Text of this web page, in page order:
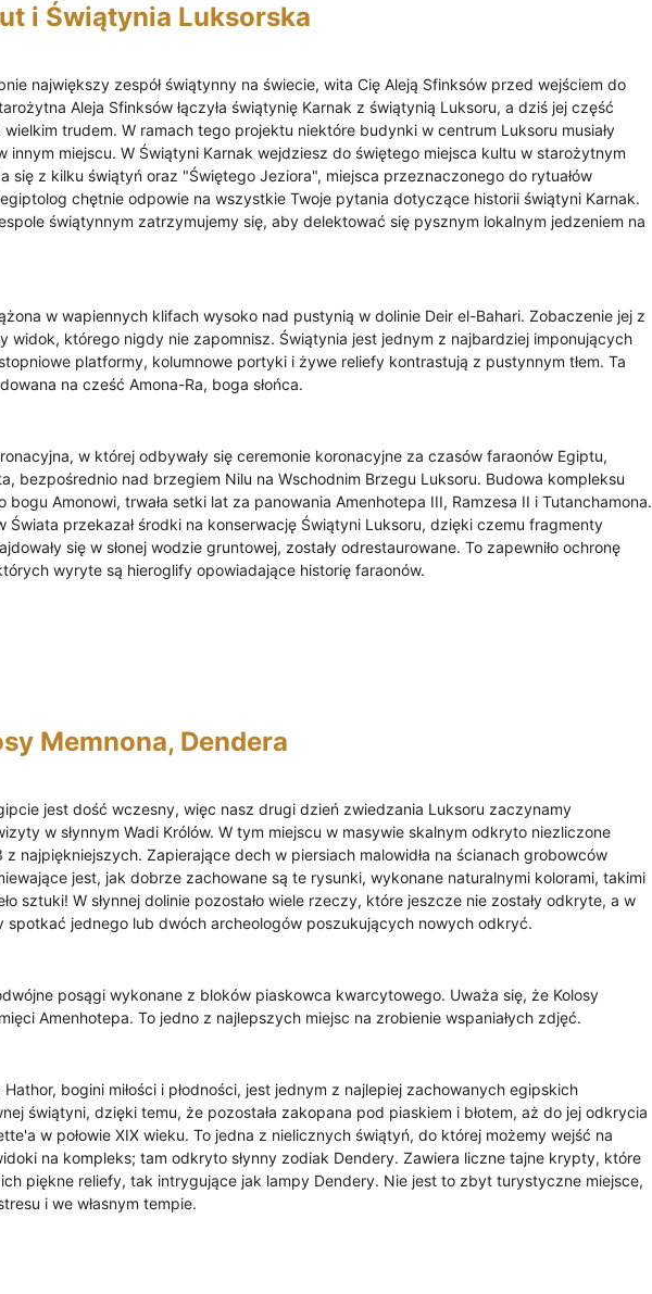
i Świątynia Luksorska
największy zespół świątynny na świecie, wita Cię Aleją Sfinksów przed wejściem do
Aleja Sfinksów łączyła świątynię Karnak z świątynią Luksoru, a dziś jej część
trudem. W ramach tego projektu niektóre budynki w centrum Luksoru musiały
innym miejscu. W Świątyni Karnak wejdziesz do świętego miejsca kultu w starożytnym
się z kilku świątyń oraz "Świętego Jeziora", miejsca przeznaczonego do rytuałów
chętnie odpowie na wszystkie Twoje pytania dotyczące historii świątyni Karnak.
świątynnym zatrzymujemy się, aby delektować się pysznym lokalnym jedzeniem na
w wapiennych klifach wysoko nad pustynią w dolinie Deir el-Bahari. Zobaczenie jej z
widok, którego nigdy nie zapomnisz. Świątynia jest jednym z najbardziej imponujących
platformy, kolumnowe portyki i żywe reliefy kontrastują z pustynnym tłem. Ta
na cześć Amona-Ra, boga słońca.
w której odbywały się ceremonie koronacyjne za czasów faraonów Egiptu,
bezpośrednio nad brzegiem Nilu na Wschodnim Brzegu Luksoru. Budowa kompleksu
bogu Amonowi, trwała setki lat za panowania Amenhotepa III, Ramzesa II i Tutanchamona.
Świata przekazał środki na konserwację Świątyni Luksoru, dzięki czemu fragmenty
się w słonej wodzie gruntowej, zostały odrestaurowane. To zapewniło ochronę
wyryte są hieroglify opowiadające historię faraonów.
Memnona, Dendera
jest dość wczesny, więc nasz drugi dzień zwiedzania Luksoru zaczynamy
w słynnym Wadi Królów. W tym miejscu w masywie skalnym odkryto niezliczone
najpiękniejszych. Zapierające dech w piersiach malowidła na ścianach grobowców
jest, jak dobrze zachowane są te rysunki, wykonane naturalnymi kolorami, takimi
sztuki! W słynnej dolinie pozostało wiele rzeczy, które jeszcze nie zostały odkryte, a w
spotkać jednego lub dwóch archeologów poszukujących nowych odkryć.
posągi wykonane z bloków piaskowca kwarcytowego. Uważa się, że Kolosy
Amenhotepa. To jedno z najlepszych miejsc na zrobienie wspaniałych zdjęć.
bogini miłości i płodności, jest jednym z najlepiej zachowanych egipskich
świątyni, dzięki temu, że pozostała zakopana pod piaskiem i błotem, aż do jej odkrycia
w połowie XIX wieku. To jedna z nielicznych świątyń, do której możemy wejść na
na kompleks; tam odkryto słynny zodiak Dendery. Zawiera liczne tajne krypty, które
piękne reliefy, tak intrygujące jak lampy Dendery. Nie jest to zbyt turystyczne miejsce,
i we własnym tempie.